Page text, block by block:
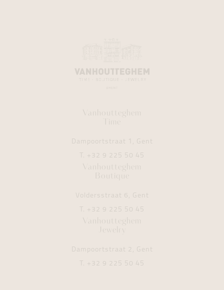
Vanhoutteghem
Time
Dampoortstraat 1, Gent
T. +32 9 225 50 45
Vanhoutteghem
Boutique
Voldersstraat 6, Gent
T. +32 9 225 50 45
Vanhoutteghem
Jewelry
Dampoortstraat 2, Gent
T. +32 9 225 50 45